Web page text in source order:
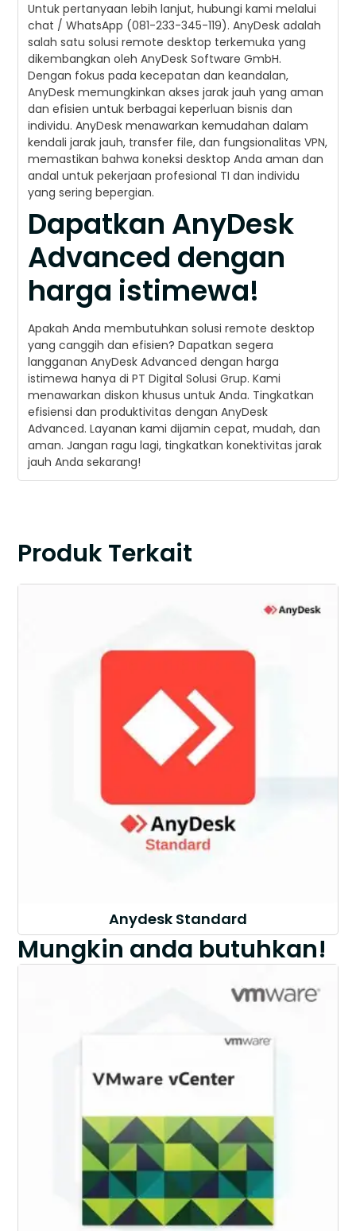
Untuk pertanyaan lebih lanjut, hubungi kami melalui
chat / WhatsApp (081-233-345-119). AnyDesk adalah
salah satu solusi remote desktop terkemuka yang
dikembangkan oleh AnyDesk Software GmbH.
Dengan fokus pada kecepatan dan keandalan,
AnyDesk memungkinkan akses jarak jauh yang aman
dan efisien untuk berbagai keperluan bisnis dan
individu. AnyDesk menawarkan kemudahan dalam
kendali jarak jauh, transfer file, dan fungsionalitas VPN,
memastikan bahwa koneksi desktop Anda aman dan
andal untuk pekerjaan profesional TI dan individu
yang sering bepergian.
Dapatkan AnyDesk
Advanced dengan
harga istimewa!
Apakah Anda membutuhkan solusi remote desktop
yang canggih dan efisien? Dapatkan segera
langganan AnyDesk Advanced dengan harga
istimewa hanya di PT Digital Solusi Grup. Kami
menawarkan diskon khusus untuk Anda. Tingkatkan
efisiensi dan produktivitas dengan AnyDesk
Advanced. Layanan kami dijamin cepat, mudah, dan
aman. Jangan ragu lagi, tingkatkan konektivitas jarak
jauh Anda sekarang!
Produk Terkait
Anydesk Standard
Mungkin anda butuhkan!